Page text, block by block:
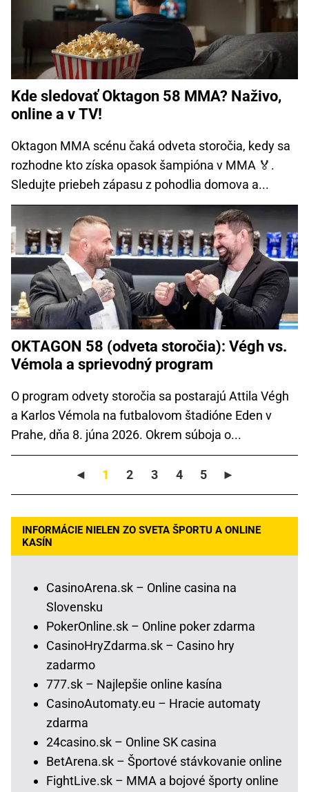
Kde sledovať Oktagon 58 MMA? Naživo,
online a v TV!
Oktagon MMA scénu čaká odveta storočia, kedy sa
rozhodne kto získa opasok šampióna v MMA 🏅.
Sledujte priebeh zápasu z pohodlia domova a...
OKTAGON 58 (odveta storočia): Végh vs.
Vémola a sprievodný program
O program odvety storočia sa postarajú Attila Végh
a Karlos Vémola na futbalovom štadióne Eden v
Prahe, dňa 8. júna 2026. Okrem súboja o...
◄ 1 2 3 4 5 ►
INFORMÁCIE NIELEN ZO SVETA ŠPORTU A ONLINE
KASÍN
CasinoArena.sk – Online casina na
Slovensku
PokerOnline.sk – Online poker zdarma
CasinoHryZdarma.sk – Casino hry
zadarmo
777.sk – Najlepšie online kasína
CasinoAutomaty.eu – Hracie automaty
zdarma
24casino.sk – Online SK casina
BetArena.sk – Športové stávkovanie online
FightLive.sk – MMA a bojové športy online